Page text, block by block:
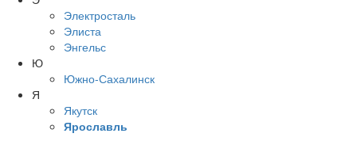
Электросталь
Элиста
Энгельс
Ю
Южно-Сахалинск
Я
Якутск
Ярославль